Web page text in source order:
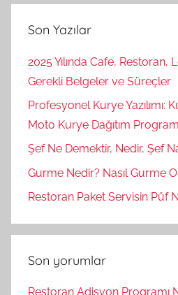
Son Yazılar
2025 Yılında Cafe,
Gerekli Belgeler ve Süreçler
Profesyonel Kurye Yazılımı:
Moto Kurye Dağıtım
Şef Ne Demektir, Nedir, Şef
Gurme Nedir? Nasıl Gurme
Restoran Paket Servisin Püf
Son yorumlar
Restoran Adisyon Programı